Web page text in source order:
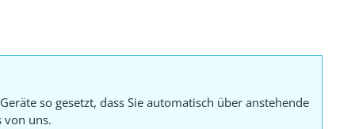
so gesetzt, dass Sie automatisch über anstehende
von uns.